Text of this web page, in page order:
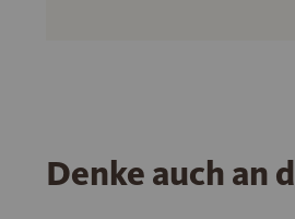
Denke auch an